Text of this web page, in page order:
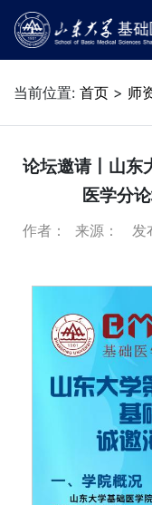
当前位置: 首页 > 师
论坛邀请丨山东
医学分
作者： 来源： 发